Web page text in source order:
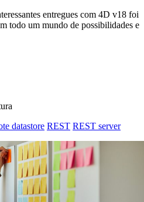
entregues com 4D v18 foi
todo um mundo de possibilidades e
datastore REST REST server